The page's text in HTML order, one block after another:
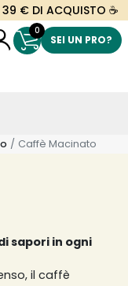
39 € DI ACQUISTO ☕
0
SEI UN PRO?
Caffè Macinato
sapori in ogni
il caffè